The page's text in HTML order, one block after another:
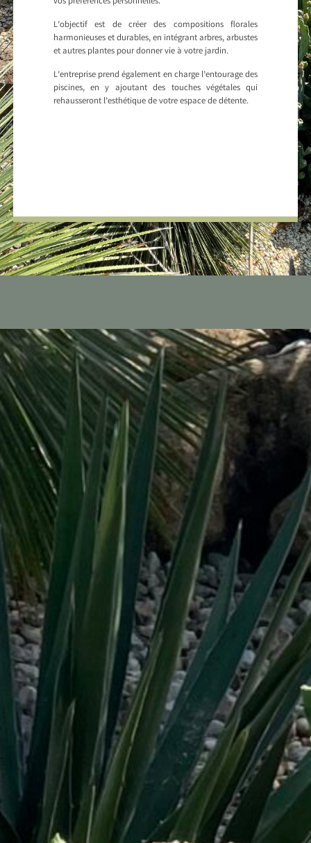
L’objectif est de créer des compositions florales
harmonieuses et durables, en intégrant arbres, arbustes
et autres plantes pour donner vie à votre jardin.
L’entreprise prend également en charge l’entourage des
piscines, en y ajoutant des touches végétales qui
rehausseront l’esthétique de votre espace de détente.